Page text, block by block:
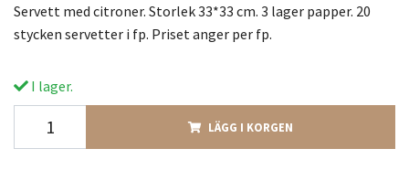
Servett med citroner. Storlek 33*33 cm. 3 lager papper. 20
stycken servetter i fp. Priset anger per fp.
I lager.
LÄGG I KORGEN